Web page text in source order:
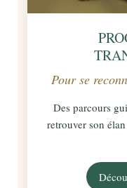
Pour se
Des parcours
retrouver son